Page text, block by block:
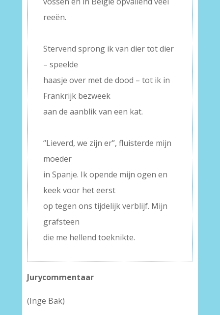
reeën.
Stervend sprong ik van dier tot dier
– speelde
haasje over met de dood – tot ik in
Frankrijk bezweek
aan de aanblik van een kat.
“Lieverd, we zijn er”, fluisterde mijn
moeder
in Spanje. Ik opende mijn ogen en
keek voor het eerst
op tegen ons tijdelijk verblijf. Mijn
grafsteen
die me hellend toeknikte.
Jurycommentaar
(Inge Bak)